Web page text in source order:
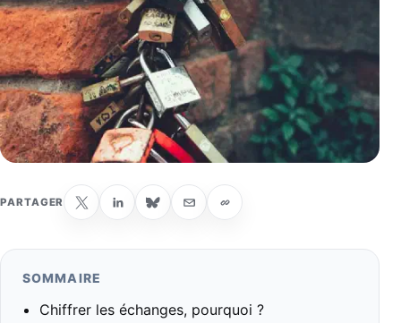
PARTAGER
SOMMAIRE
Chiffrer les échanges, pourquoi ?